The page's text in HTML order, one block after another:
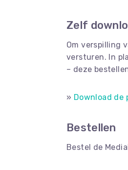
Zelf
Om verspilling
versturen. In
– deze
» Download de
Bestellen
Bestel de